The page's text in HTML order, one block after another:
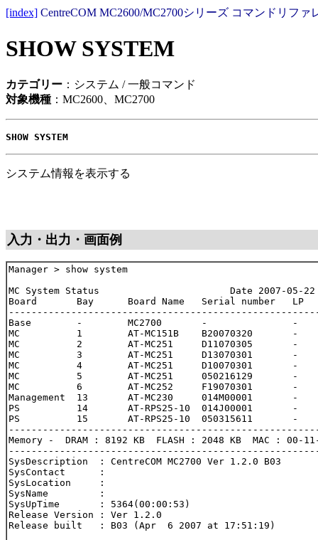
[index] CentreCOM MC2600/MC2700シリーズ コマンドリファ
SHOW SYSTEM
カテゴリー ：システム / 一般コマンド
対象機種 ：MC2600、MC2700
SHOW SYSTEM
システム情報を表示する
入力・出力・画面例
Manager > show system
MC System Status                       Date 2007-05-22
Board       Bay      Board Name   Serial number
Base        -        MC2700       -               -
MC          1        AT-MC151B    B20070320
MC          2        AT-MC251     D11070305
MC          3        AT-MC251     D13070301
MC          4        AT-MC251     D10070301
MC          5        AT-MC251     050216129
MC          6        AT-MC252     F19070301
Management  13       AT-MC230     014M00001
PS          14       AT-RPS25-10  014J00001
PS          15       AT-RPS25-10  050315611
Memory -  DRAM : 8192 KB  FLASH : 2048 KB  MAC : 00-
SysDescription  : CentreCOM MC2700 Ver 1.2.0 B03
SysContact      :
SysLocation     :
SysName         :
SysUpTime       : 5364(00:00:53)
Release Version : Ver 1.2.0
Release built   : B03 (Apr  6 2007 at 17:51:19)